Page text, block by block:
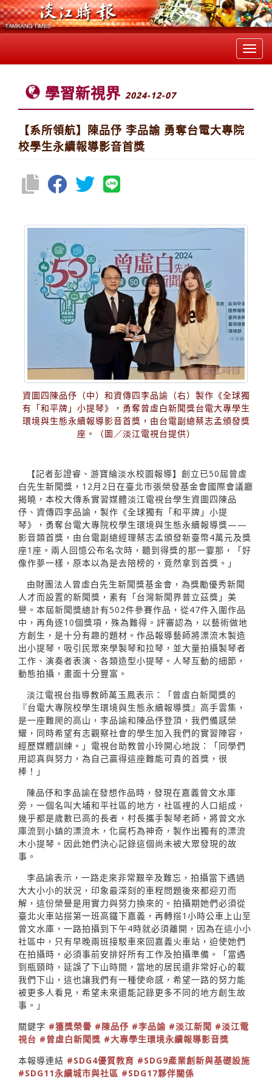
學習新視界 2024-12-07
【系所領航】陳品伃 李品諭 勇奪台電大專院
校學生永續報導影音首獎
資圖四陳品伃（中）和資傳四李品諭（右）製作《全球獨
有「和平牌」小提琴》，勇奪曾虛白新聞獎台電大專學生
環境與生態永續報導影音首獎，由台電副總蔡志孟頒發獎
座。（圖／淡江電視台提供）
【記者彭證睿、游寶綸淡水校園報導】創立已50屆曾虛
白先生新聞獎，12月2日在臺北市張榮發基金會國際會議廳
揭曉，本校大傳系實習媒體淡江電視台學生資圖四陳品
伃、資傳四李品諭，製作《全球獨有「和平牌」小提
琴》，勇奪台電大專院校學生環境與生態永續報導獎——
影音類首獎，由台電副總經理蔡志孟頒發新臺幣4萬元及獎
座1座。兩人回憶公布名次時，聽到得獎的那一霎那，「好
像作夢一樣，原本以為是去陪榜的，竟然拿到首獎。」
由財團法人曾虛白先生新聞獎基金會，為獎勵優秀新聞
人才而設置的新聞獎，素有「台灣新聞界普立茲獎」美
譽。本屆新聞獎總計有502件參賽作品，從47件入圍作品
中，再角逐10個獎項，殊為難得。評審認為，以藝術做地
方創生，是十分有趣的題材。作品報導藝師將漂流木製造
出小提琴，吸引民眾來學製琴和拉琴，並大量拍攝製琴者
工作、演奏者表演、各類造型小提琴。人琴互動的細節，
動態拍攝，畫面十分豐富。
淡江電視台指導教師萬玉鳳表示：「曾虛白新聞獎的
『台電大專院校學生環境與生態永續報導獎』高手雲集，
是一座難爬的高山，李品諭和陳品伃登頂，我們備感榮
耀，同時希望有志觀察社會的學生加入我們的實習陣容，
經歷媒體訓練。」電視台助教曾小玲開心地說：「同學們
用認真與努力，為自己贏得這座難能可貴的首獎，很
棒！」
陳品伃和李品諭在發想作品時，發現在嘉義曾文水庫
旁，一個名叫大埔和平社區的地方，社區裡的人口組成，
幾乎都是歲數已高的長者，村長攜手製琴老師，將曾文水
庫流到小鎮的漂流木，化腐朽為神奇，製作出獨有的漂流
木小提琴。因此她們決心記錄這個尚未被大眾發現的故
事。
李品諭表示，一路走來非常艱辛及難忘，拍攝當下遇過
大大小小的狀況，印象最深刻的車程問題後來都迎刃而
解，這份榮譽是用實力與努力換來的。拍攝期她們必須從
臺北火車站搭第一班高鐵下嘉義，再轉搭1小時公車上山至
曾文水庫，一路拍攝到下午4時就必須離開，因為在這小小
社區中，只有早晚兩班接駁車來回嘉義火車站，迫使她們
在拍攝時，必須事前安排好所有工作及拍攝準備。「當遇
到瓶頸時，延誤了下山時間，當地的居民還非常好心的載
我們下山，這也讓我們有一種使命感，希望一路的努力能
被更多人看見，希望未來還能記錄更多不同的地方創生故
事。」
關鍵字 #獲獎榮譽 #陳品伃 #李品諭 #淡江新聞 #淡江電
視台 #曾虛白新聞獎 #大專學生環境永續報導影音獎
本報導連結 #SDG4優質教育 #SDG9產業創新與基礎設施
#SDG11永續城市與社區 #SDG17夥伴關係